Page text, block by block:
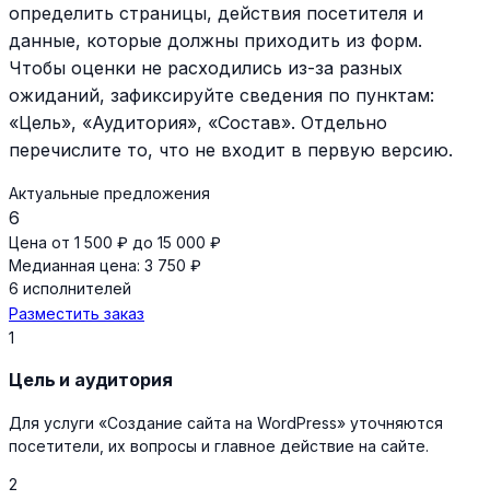
определить страницы, действия посетителя и
данные, которые должны приходить из форм.
Чтобы оценки не расходились из-за разных
ожиданий, зафиксируйте сведения по пунктам:
«Цель», «Аудитория», «Состав». Отдельно
перечислите то, что не входит в первую версию.
Актуальные предложения
6
Цена от 1 500 ₽ до 15 000 ₽
Медианная цена: 3 750 ₽
6 исполнителей
Разместить заказ
1
Цель и аудитория
Для услуги «Создание сайта на WordPress» уточняются
посетители, их вопросы и главное действие на сайте.
2